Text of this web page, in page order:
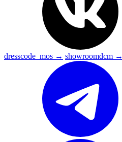
dresscode_mos → showroomdcm →